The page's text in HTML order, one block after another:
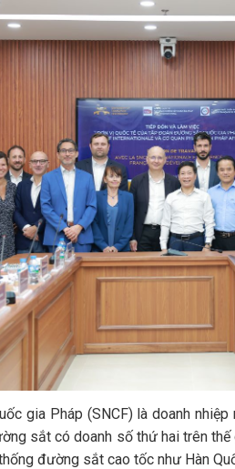
gia Pháp (SNCF) là doanh
sắt có doanh số thứ hai trên
đường sắt cao tốc như Hàn